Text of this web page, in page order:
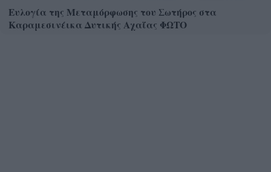
Ευλογία της Μεταμόρφωσης του Σωτήρος στα
Καραμεσινέικα Δυτικής Αχαΐας ΦΩΤΟ